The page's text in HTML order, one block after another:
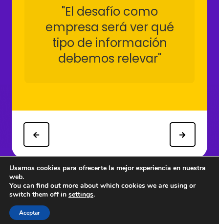
"El desafío como
empresa será ver qué
tipo de información
debemos relevar"
© 1997 - 2026 PRODU - Todos los derechos reservados.
Usamos cookies para ofrecerte la mejor experiencia en nuestra
web.
You can find out more about which cookies we are using or
switch them off in settings.
Aceptar